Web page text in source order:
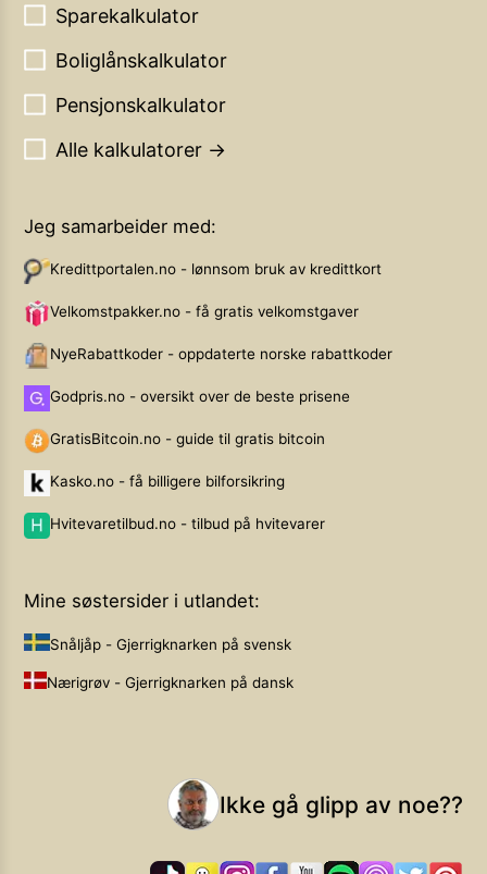
Sparekalkulator
Boliglånskalkulator
Pensjonskalkulator
Alle kalkulatorer →
Jeg samarbeider med:
Kredittportalen.no - lønnsom bruk av kredittkort
Velkomstpakker.no - få gratis velkomstgaver
NyeRabattkoder - oppdaterte norske rabattkoder
Godpris.no - oversikt over de beste prisene
GratisBitcoin.no - guide til gratis bitcoin
Kasko.no - få billigere bilforsikring
Hvitevaretilbud.no - tilbud på hvitevarer
Mine søstersider i utlandet:
Snåljåp - Gjerrigknarken på svensk
Nærigrøv - Gjerrigknarken på dansk
Ikke gå glipp av noe??